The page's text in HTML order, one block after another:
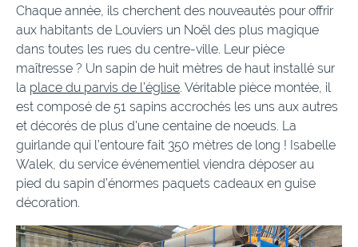
Chaque année, ils cherchent des nouveautés pour offrir
aux habitants de Louviers un Noël des plus magique
dans toutes les rues du centre-ville. Leur pièce
maîtresse ? Un sapin de huit mètres de haut installé sur
la place du parvis de l’église. Véritable pièce montée, il
est composé de 51 sapins accrochés les uns aux autres
et décorés de plus d’une centaine de noeuds. La
guirlande qui l’entoure fait 350 mètres de long ! Isabelle
Walek, du service événementiel viendra déposer au
pied du sapin d’énormes paquets cadeaux en guise
décoration.